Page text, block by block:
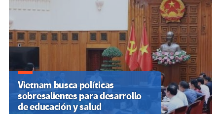
Vietnam busca políticas
sobresalientes para desarrollo
de educación y salud